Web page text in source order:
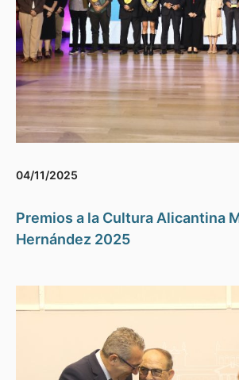
04/11/2025
Premios a la Cultura Alicantina
Hernández 2025